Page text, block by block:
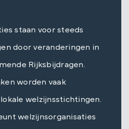
staan voor steeds
door veranderingen in
Rijksbijdragen.
worden vaak
welzijnsstichtingen.
welzijnsorganisaties